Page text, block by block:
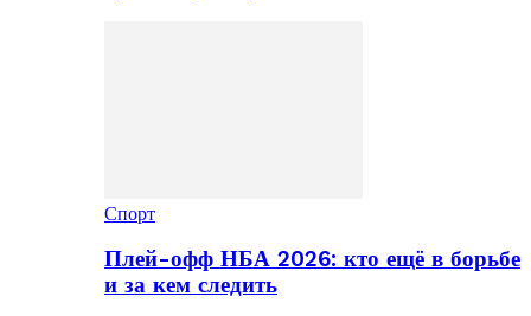
Спорт
Плей-офф НБА 2026: кто ещё в борьбе
и за кем следить